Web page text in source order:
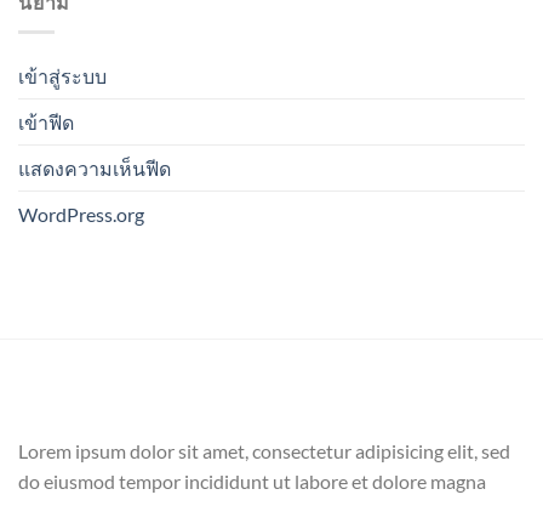
เข้าสู่ระบบ
เข้าฟีด
แสดงความเห็นฟีด
WordPress.org
Lorem ipsum dolor sit amet, consectetur adipisicing elit, sed
do eiusmod tempor incididunt ut labore et dolore magna